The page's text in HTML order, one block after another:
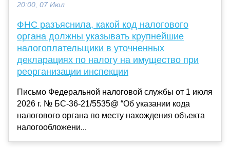
20:00, 07 Июл
ФНС разъяснила, какой код налогового
органа должны указывать крупнейшие
налогоплательщики в уточненных
декларациях по налогу на имущество при
реорганизации инспекции
Письмо Федеральной налоговой службы от 1 июля
2026 г. № БС-36-21/5535@ “Об указании кода
налогового органа по месту нахождения объекта
налогообложени...